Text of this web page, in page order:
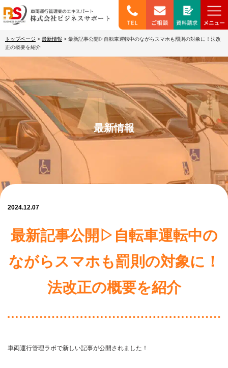
トップページ > 最新情報 > 最新記事公開▷自転車運転中のながらスマホも罰則の対象に！法改
正の概要を紹介
最新情報
2024.12.07
最新記事公開▷自転車運転中の
ながらスマホも罰則の対象に！
法改正の概要を紹介
車両運行管理ラボで新しい記事が公開されました！